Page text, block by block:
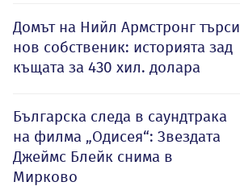
Домът на Нийл Армстронг търси
нов собственик: историята зад
къщата за 430 хил. долара
Българска следа в саундтрака
на филма „Одисея“: Звездата
Джеймс Блейк снима в
Мирково